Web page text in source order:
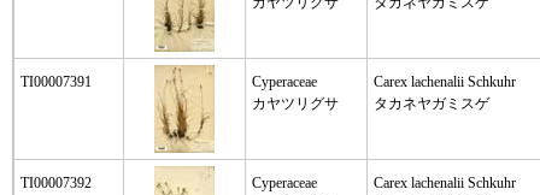
TI00007391
Cyperaceae
カヤツリグサ
Carex lachenalii Schkuhr
タカネヤガミスゲ
TI00007392
Cyperaceae
Carex lachenalii Schkuhr